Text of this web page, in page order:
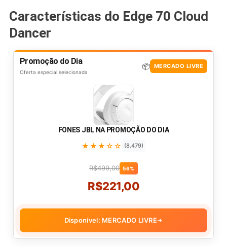
Características do Edge 70 Cloud
Dancer
Promoção do Dia
Oferta especial selecionada
📦 MERCADO LIVRE
FONES JBL NA PROMOÇÃO DO DIA
★★★☆☆ (8.479)
R$499,00 56%
R$221,00
Disponível: MERCADO LIVRE→